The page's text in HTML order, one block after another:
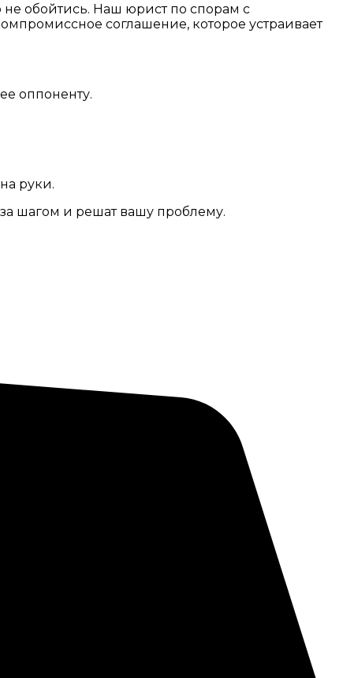
обойтись. Наш юрист по спорам с
соглашение, которое устраивает
оппоненту.
руки.
шагом и решат вашу проблему.